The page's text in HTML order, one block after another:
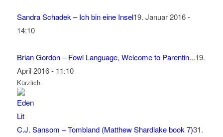
Sandra Schadek – Ich bin eine Insel19. Januar 2016 -
14:10
Brian Gordon – Fowl Language, Welcome to Parentin...19.
April 2016 - 11:10
Kürzlich
C.J. Sansom – Tombland (Matthew Shardlake book 7)31.